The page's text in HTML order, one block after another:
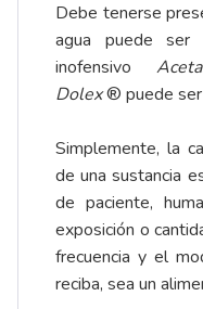
Debe tenerse
agua puede
inofensivo
Dolex® puede
Simplemente, la
de una sustancia
de paciente,
exposición o
frecuencia y el
reciba, sea un